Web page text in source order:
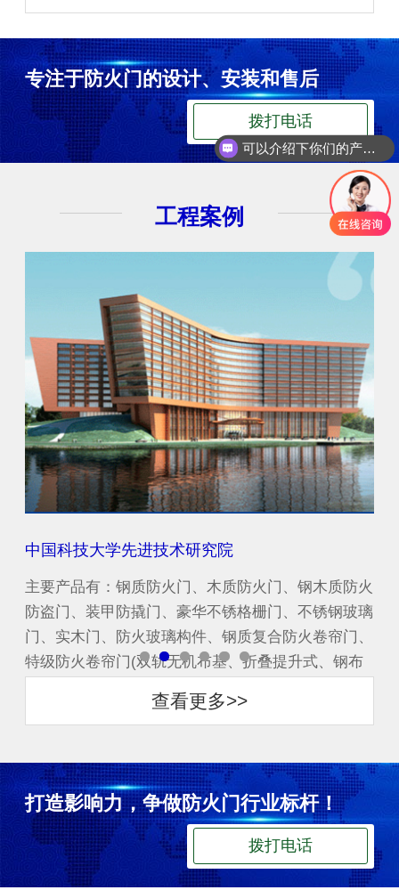
专注于防火门的设计、安装和售后
拨打电话
工程案例
中国科技大学先进技术研究院
主要产品有：钢质防火门、木质防火门、钢木质防火
防盗门、装甲防撬门、豪华不锈格栅门、不锈钢玻璃
门、实木门、防火玻璃构件、钢质复合防火卷帘门、
特级防火卷帘门(双轨无机布基、折叠提升式、钢布
查看更多>>
打造影响力，争做防火门行业标杆！
拨打电话
可以介绍下你们的产品么
你们是怎么收费的呢